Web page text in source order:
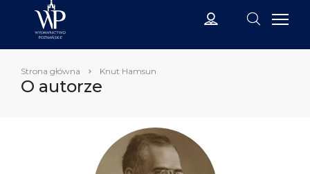
Strona główna Knut Hamsun
O autorze